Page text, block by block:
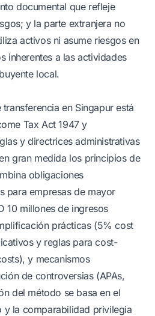
documental que refleje
y la parte extranjera no
activos ni asume riesgos en
inherentes a las actividades
local.
en Singapur está
Tax Act 1947 y
y directrices administrativas
gran medida los principios de
obligaciones
para empresas de mayor
10 millones de ingresos
prácticas (5% cost
y reglas para cost-
y mecanismos
de controversias (APAs,
del método se basa en el
y la comparabilidad privilegia